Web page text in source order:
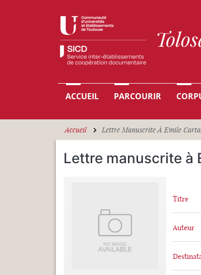
Navigation
ACCUEIL PARCOURIR
Accueil Lettre Manuscrite À Emile
Lettre manuscrite à
Titre
Auteur